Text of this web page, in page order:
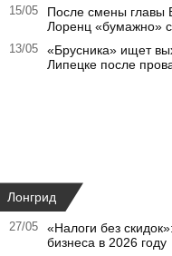
15/05
После смены главы
Лоренц «бумажно»
13/05
«Брусника» ищет
Липецке после
Лонгрид
27/05
«Налоги без
бизнеса в 2026 году